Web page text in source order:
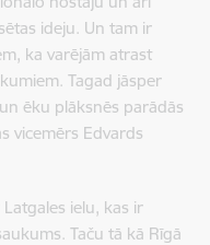
ideju. Un tam ir
ka varējām atrast
Tagad jāsper
ēku plāksnēs parādās
vicemērs Edvards
ielu, kas ir
Taču tā kā Rīgā